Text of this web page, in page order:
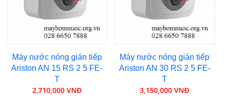
Máy nước nóng gián tiếp
Ariston AN 15 RS 2 5 FE-
T
2,710,000 VNĐ
Máy nước nóng gián tiếp
Ariston AN 30 RS 2 5 FE-
T
3,150,000 VNĐ